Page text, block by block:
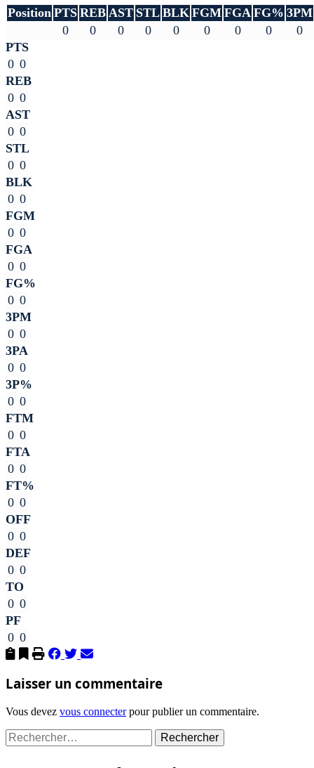
Position PTS REB AST STL BLK FGM FGA FG% 3PM
0
0 0 0 0 0 0 0
0
PTS
0 0
REB
0 0
AST
0 0
STL
0 0
BLK
0 0
FGM
0 0
FGA
0 0
FG%
0 0
3PM
0 0
3PA
0 0
3P%
0 0
FTM
0 0
FTA
0 0
FT%
0 0
OFF
0 0
DEF
0 0
TO
0 0
PF
0 0
Laisser un commentaire
Vous devez vous connecterpour publier un commentaire.
Rechercher :